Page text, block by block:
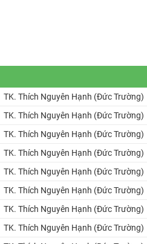
TK. Thích Nguyên Hạnh (Đức Trường)
TK. Thích Nguyên Hạnh (Đức Trường)
TK. Thích Nguyên Hạnh (Đức Trường)
TK. Thích Nguyên Hạnh (Đức Trường)
TK. Thích Nguyên Hạnh (Đức Trường)
TK. Thích Nguyên Hạnh (Đức Trường)
TK. Thích Nguyên Hạnh (Đức Trường)
TK. Thích Nguyên Hạnh (Đức Trường)